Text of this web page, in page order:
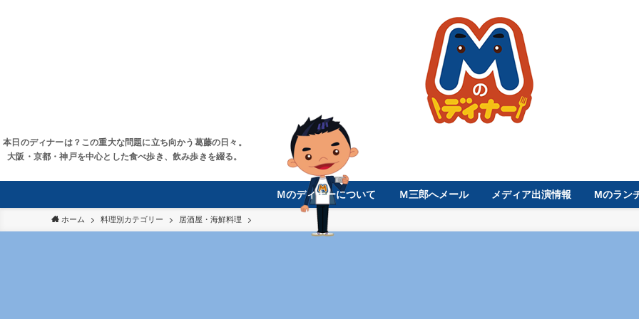
本日のディナーは？この重大な問題に立ち向かう葛藤の日々。
大阪・京都・神戸を中心とした食べ歩き、飲み歩きを綴る。
Ｍのディナーについて Ｍ三郎へメール メディア出演情報 Mのラン
ホーム 料理別カテゴリー 居酒屋・海鮮料理